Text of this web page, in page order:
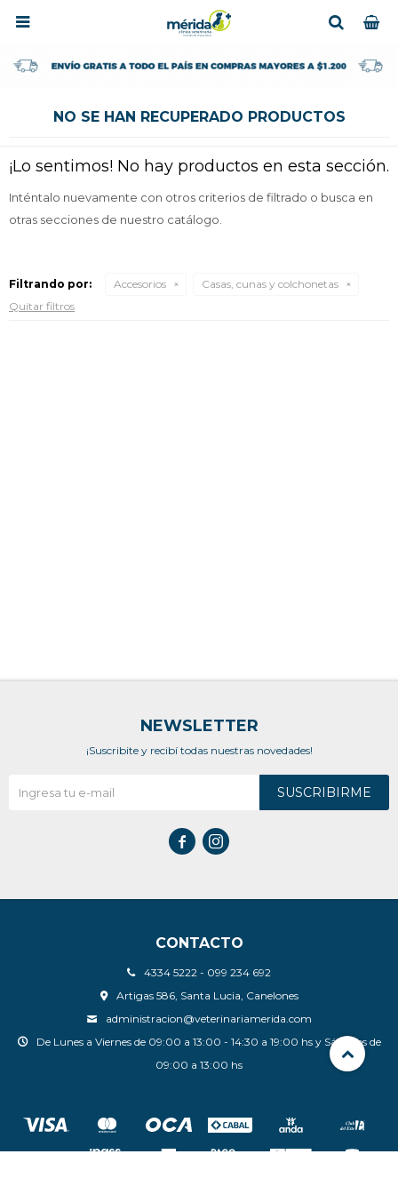

NO SE HAN RECUPERADO PRODUCTOS
¡Lo sentimos! No hay productos en esta sección.
Inténtalo nuevamente con otros criterios de filtrado o busca en
otras secciones de nuestro catálogo.
Filtrando por: Accesorios
Casas, cunas y colchonetas
Quitar filtros
CONTACTO
4334 5222 - 099 234 692
Artigas 586, Santa Lucia, Canelones
administracion@veterinariamerida.com
De Lunes a Viernes de 09:00 a 13:00 - 14:30 a 19:00 hs y Sábados de
09:00 a 13:00 hs
NEWSLETTER
¡Suscribite y recibí todas nuestras novedades!
SUSCRIBIRME
 